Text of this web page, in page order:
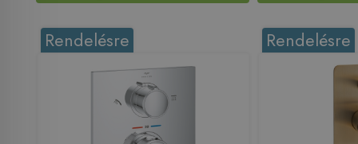
Rendelésre Rendelésre